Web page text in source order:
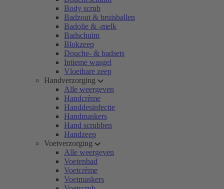
Body scrub
Badzout & bruisballen
Badolie & -melk
Badschuim
Blokzeep
Douche- & badsets
Intieme wasgel
Vloeibare zeep
Handverzorging
Alle weergeven
Handcrème
Handdesinfectie
Handmaskers
Hand scrubben
Handzeep
Voetverzorging
Alle weergeven
Voetenbad
Voetcrème
Voetmaskers